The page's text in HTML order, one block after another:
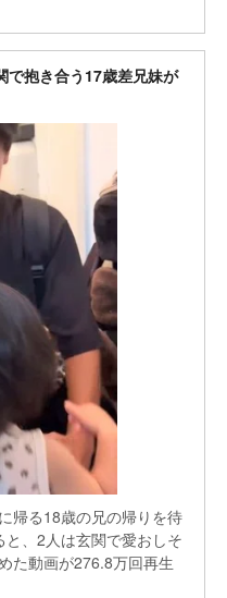
で抱き合う17歳差兄妹が
帰る18歳の兄の帰りを待
、2人は玄関で愛おしそ
た動画が276.8万回再生